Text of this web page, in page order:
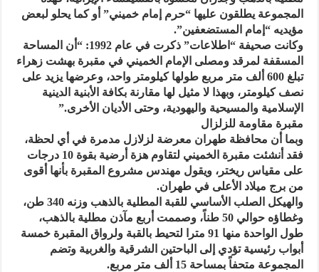
المجموعة يطلقون عليها “حرم إمام خميني” أو كما يحلو لبعض
مؤيديه “إمام المستضعفين”.
وكانت صحيفة “اطلاعات” ذكرت في عام 1992: “أن المساحة
المسقفة لمرقد ومصلى الإمام الخميني في مقبرة بهشت زهراء
تبلغ 600 ألف متر مربع طولها كيلومتر واحد، وعرضها يزيد على
نصف كيلومتر، وبهذا لا مثيل لها مقارنة بكافة الأبنية الدينية
الإسلامية والمسيحية واليهودية، وحتى الأديان الأخرى.”
مقبرة مقاومة للزلزال
وبما أن محافظة طهران معرضة لزلازل مدمرة في أي لحظة،
فقد أنشئت مقبرة الخميني لتقاوم هزة أرضية بقوة 10 درجات
على مقياس ريختر، ويقول مهندس مشروع المقبرة بأنها أقوى
من برج ميلاد الأعلى في طهران.
والهيكل الصلب الأساسي للقبة المطلية بالذهب وزنه 340 طن،
وغطاؤه حوالي 50 طناً، وصممت أربع مآذن مطلية بالذهب،
طول الواحدة منها 91 مترا لتحيط بالقبة ولرواق المقبرة خمسة
أبواب رئيسية تؤدي إلى الباحتين الشرقية والغربية وتضم
المجموعة متحفاً بمساحة 15 ألف متر مربع.